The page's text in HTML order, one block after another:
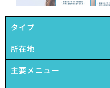
タイプ
所在地
主要メニュー